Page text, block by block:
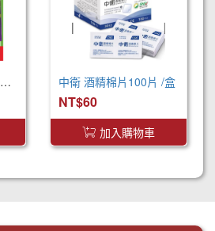
包大人 棉柔透氣黏貼型 成人紙尿褲 XXL 箱購 巨無霸尺寸 中衛 酒精棉片100片 /盒
NT$60
加入購物車